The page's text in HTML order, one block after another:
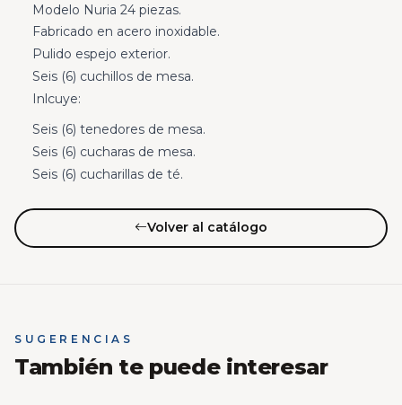
Modelo Nuria 24 piezas.
Fabricado en acero inoxidable.
Pulido espejo exterior.
Seis (6) cuchillos de mesa.
Inlcuye:
Seis (6) tenedores de mesa.
Seis (6) cucharas de mesa.
Seis (6) cucharillas de té.
Volver al catálogo
SUGERENCIAS
También te puede interesar